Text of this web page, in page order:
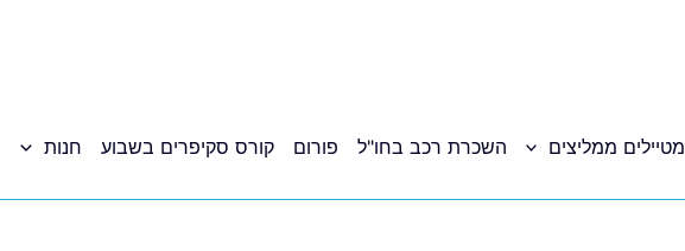
מטיילים ממליצים השכרת רכב בחו"ל פורום קורס סקיפרים בשבוע
חנות